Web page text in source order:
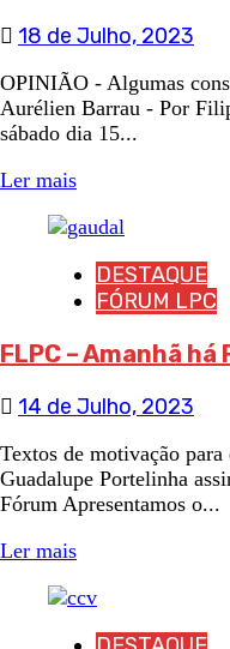
18 de Julho, 2023
OPINIÃO - Algumas
Aurélien Barrau - Por
sábado dia 15...
Ler mais
DESTAQUE
FÓRUM LPC
FLPC – Amanhã
14 de Julho, 2023
Textos de motivação
Guadalupe Portelinha
Fórum Apresentamos o...
Ler mais